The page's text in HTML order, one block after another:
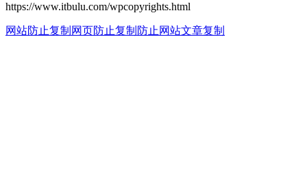
https://www.itbulu.com/wpcopyrights.html
网站防止复制 网页防止复制 防止网站文章复制